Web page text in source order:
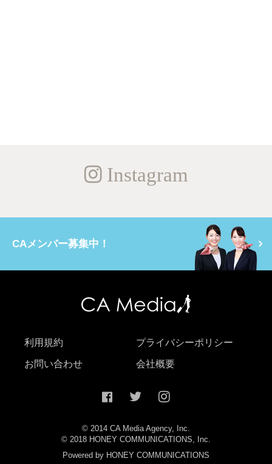
Instagram
CAメンバー募集中！
利用規約 プライバシーポリシー
お問い合わせ 会社概要
© 2014 CA Media Agency, Inc.
© 2018 HONEY COMMUNICATIONS, Inc.
Powered by HONEY COMMUNICATIONS